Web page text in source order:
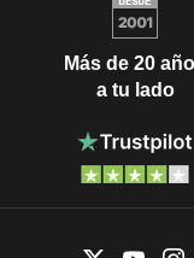
Más de 20
a tu lado